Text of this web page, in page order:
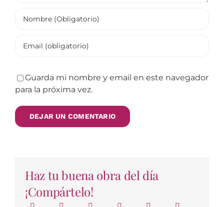
Guarda mi nombre y email en este navegador
para la próxima vez.
Haz tu buena obra del día
¡Compártelo!